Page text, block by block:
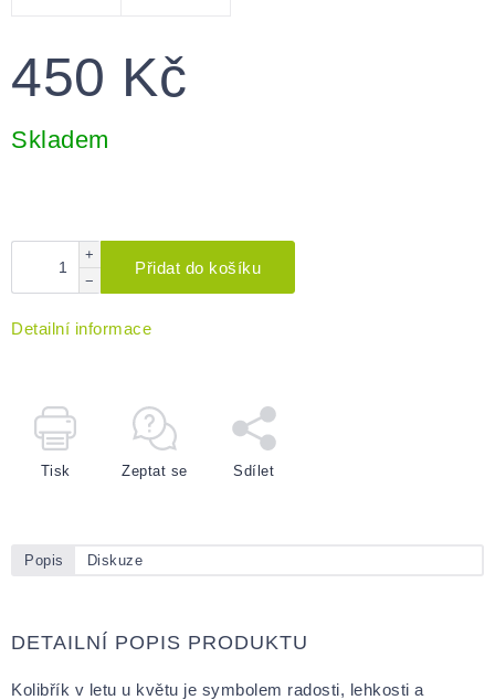
450 Kč
cena:
Skladem
+
−
Přidat do košíku
Detailní informace
Tisk Zeptat se Sdílet
Popis Diskuze
DETAILNÍ POPIS PRODUKTU
Kolibřík v letu u květu je symbolem radosti, lehkosti a